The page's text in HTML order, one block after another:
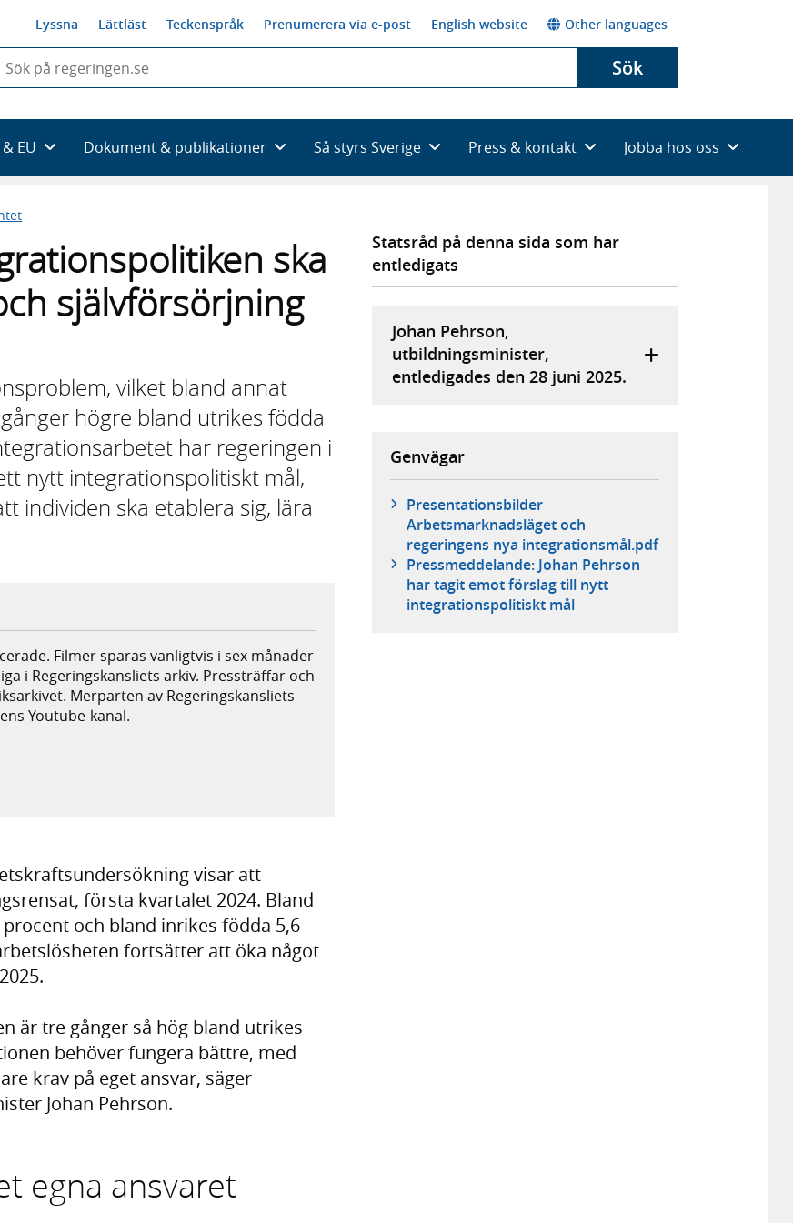
Lyssna Lättläst Teckenspråk Prenumerera via e-post English website Other languages
du
Sök
EU Dokument & publikationer Så styrs Sverige Press & kontakt Jobba hos oss
ska
självförsörjning
vilket bland annat
högre bland utrikes födda
har regeringen i
nytt integrationspolitiskt mål,
individen ska etablera sig, lära
Filmer sparas vanligtvis i sex månader
i Regeringskansliets arkiv. Pressträffar och
Merparten av Regeringskansliets
Youtube-kanal.
webbplats,
visar att
första kvartalet 2024. Bland
och bland inrikes födda 5,6
fortsätter att öka något
är tre gånger så hög bland utrikes
behöver fungera bättre, med
krav på eget ansvar, säger
Johan Pehrson.
egna ansvaret
Statsråd på denna sida som har
entledigats
Johan Pehrson,
utbildningsminister,
entledigades den 28 juni 2025.
Genvägar
Presentationsbilder
Arbetsmarknadsläget och
regeringens nya integrationsmål.pdf
Pressmeddelande: Johan Pehrson
har tagit emot förslag till nytt
integrationspolitiskt mål